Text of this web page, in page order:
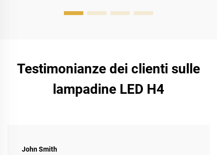
Testimonianze dei clienti sulle
lampadine LED H4
John Smith